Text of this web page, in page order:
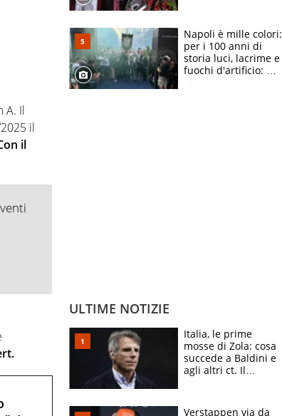
A. Il
il
il
bigliettini
Napoli è mille colori:
per i 100 anni di
storia luci, lacrime e
fuochi d'artificio: De
ULTIME NOTIZIE
Italia, le prime
mosse di Zola: cosa
succede a Baldini e
agli altri ct. Il
azzurri
Verstappen via da